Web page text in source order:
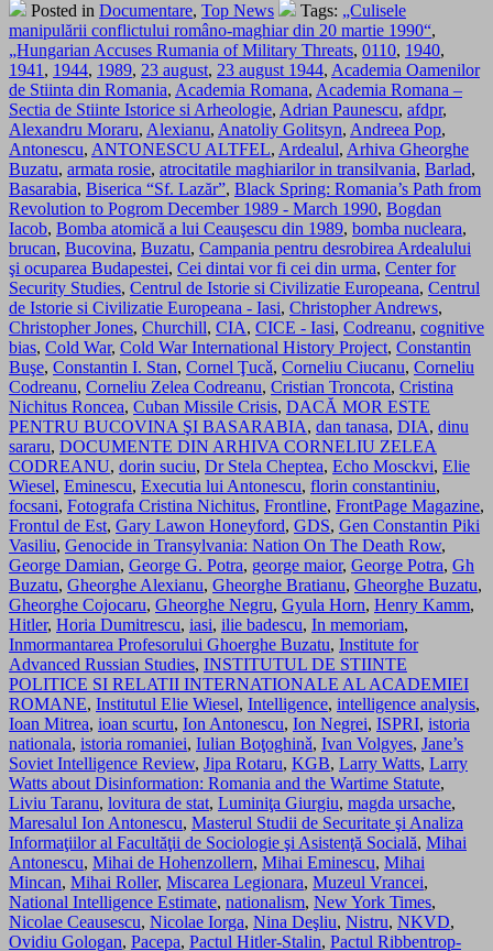
Posted in Documentare, Top News Tags: „Culisele
manipulării conflictului româno-maghiar din 20 martie 1990“,
„Hungarian Accuses Rumania of Military Threats, 0110, 1940,
1941 , 1944, 1989, 23 august, 23 august 1944, Academia Oamenilor
de Stiinta din Romania, Academia Romana, Academia Romana –
Sectia de Stiinte Istorice si Arheologie, Adrian Paunescu, afdpr,
Alexandru Moraru, Alexianu, Anatoliy Golitsyn, Andreea Pop,
Antonescu, ANTONESCU ALTFEL, Ardealul, Arhiva Gheorghe
Buzatu, armata rosie, atrocitatile maghiarilor in transilvania, Barlad,
Basarabia, Biserica “Sf. Lazăr”, Black Spring: Romania’s Path from
Revolution to Pogrom December 1989 - March 1990, Bogdan
Iacob, Bomba atomică a lui Ceauşescu din 1989, bomba nucleara,
brucan, Bucovina, Buzatu, Campania pentru desrobirea Ardealului
şi ocuparea Budapestei, Cei dintai vor fi cei din urma, Center for
Security Studies, Centrul de Istorie si Civilizatie Europeana, Centrul
de Istorie si Civilizatie Europeana - Iasi, Christopher Andrews,
Christopher Jones, Churchill, CIA, CICE - Iasi, Codreanu, cognitive
bias, Cold War, Cold War International History Project, Constantin
Buşe, Constantin I. Stan, Cornel Ţucǎ, Corneliu Ciucanu, Corneliu
Codreanu, Corneliu Zelea Codreanu, Cristian Troncota, Cristina
Nichitus Roncea, Cuban Missile Crisis, DACĂ MOR ESTE
PENTRU BUCOVINA ŞI BASARABIA, dan tanasa, DIA, dinu
sararu, DOCUMENTE DIN ARHIVA CORNELIU ZELEA
CODREANU, dorin suciu, Dr Stela Cheptea, Echo Mosckvi, Elie
Wiesel, Eminescu, Executia lui Antonescu, florin constantiniu,
focsani, Fotografa Cristina Nichitus, Frontline, FrontPage Magazine,
Frontul de Est, Gary Lawon Honeyford, GDS, Gen Constantin Piki
Vasiliu, Genocide in Transylvania: Nation On The Death Row,
George Damian, George G. Potra, george maior, George Potra, Gh
Buzatu, Gheorghe Alexianu, Gheorghe Bratianu, Gheorghe Buzatu,
Gheorghe Cojocaru, Gheorghe Negru, Gyula Horn, Henry Kamm,
Hitler, Horia Dumitrescu, iasi, ilie badescu, In memoriam,
Inmormantarea Profesorului Ghoerghe Buzatu, Institute for
Advanced Russian Studies, INSTITUTUL DE STIINTE
POLITICE SI RELATII INTERNATIONALE AL ACADEMIEI
ROMANE, Institutul Elie Wiesel, Intelligence, intelligence analysis,
Ioan Mitrea, ioan scurtu, Ion Antonescu, Ion Negrei, ISPRI, istoria
nationala, istoria romaniei, Iulian Boţoghinǎ, Ivan Volgyes, Jane’s
Soviet Intelligence Review, Jipa Rotaru, KGB, Larry Watts, Larry
Watts about Disinformation: Romania and the Wartime Statute,
Liviu Taranu, lovitura de stat, Luminiţa Giurgiu, magda ursache,
Maresalul Ion Antonescu, Masterul Studii de Securitate şi Analiza
Informaţiilor al Facultăţii de Sociologie şi Asistenţă Socială, Mihai
Antonescu, Mihai de Hohenzollern, Mihai Eminescu, Mihai
Mincan, Mihai Roller, Miscarea Legionara, Muzeul Vrancei,
National Intelligence Estimate, nationalism, New York Times,
Nicolae Ceausescu, Nicolae Iorga, Nina Deşliu, Nistru, NKVD,
Ovidiu Gologan, Pacepa, Pactul Hitler-Stalin, Pactul Ribben­trop-